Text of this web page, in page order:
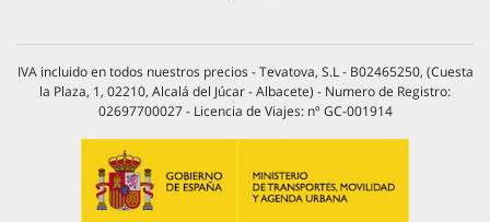
IVA incluido en todos nuestros precios - Tevatova, S.L - B02465250, (Cuesta
la Plaza, 1, 02210, Alcalá del Júcar - Albacete) - Numero de Registro:
02697700027 - Licencia de Viajes: nº GC-001914